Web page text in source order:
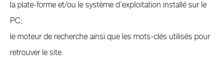
la plate-forme et/ou le système d’exploitation installé sur le
PC;
le moteur de recherche ainsi que les mots-clés utilisés pour
retrouver le site.